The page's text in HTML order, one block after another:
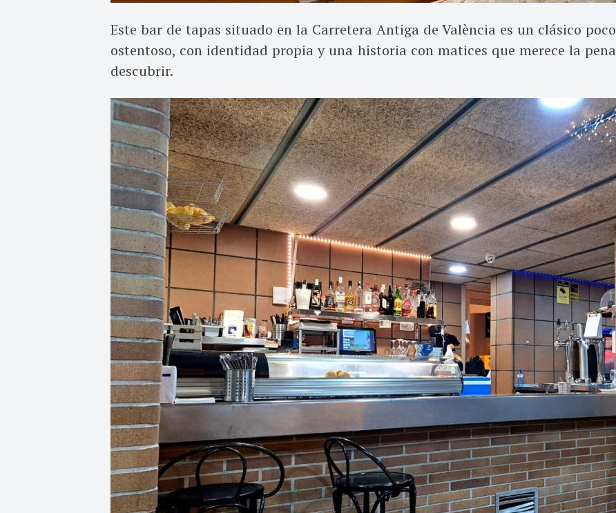
Este bar de tapas situado en la Carretera Antiga de València es un clásico poco
ostentoso, con identidad propia y una historia con matices que merece la pena
descubrir.